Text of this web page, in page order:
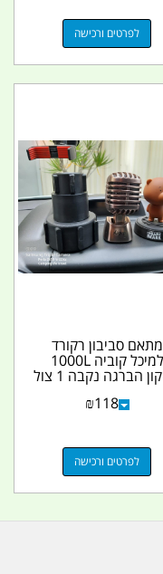
לפרטים ורכישה
מתאם סביבון רקורד
למיכל קוביה 1000L
לריקון הברגה נקבה 1 צול
IBC קמפינג לייף
₪118
לפרטים ורכישה